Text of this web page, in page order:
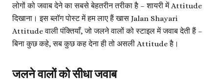
लोगों को जवाब देने का सबसे बेहतरीन तरीका है –शायरी में Attitude
दिखाना । इस ब्लॉग पोस्ट में हम लाए हैं खास Jalan Shayari
Attitudeवाली पंक्तियाँ, जो जलने वालों को स्टाइल में जवाब देती हैं –
बिना कुछ कहे, सब कुछ कह देना ही तो असली Attitude है।
जलने वालों को सीधा जवाब